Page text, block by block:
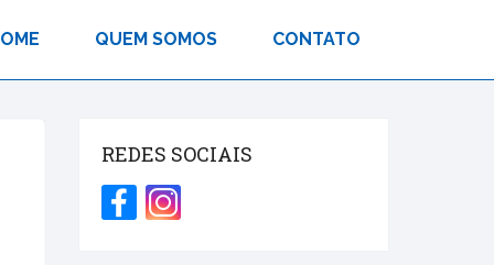
QUEM SOMOS CONTATO
REDES SOCIAIS